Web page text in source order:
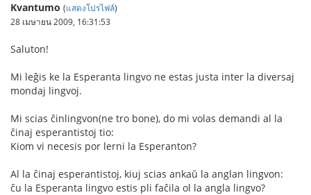
Kvantumo (แสดงโปรไฟล์)
28 เมษายน 2009, 16:31:53
Saluton!
Mi leĝis ke la Esperanta lingvo ne estas justa inter la diversaj
mondaj lingvoj.
Mi scias ĉinlingvon(ne tro bone), do mi volas demandi al la
ĉinaj esperantistoj tio:
Kiom vi necesis por lerni la Esperanton?
Al la ĉinaj esperantistoj, kiuj scias ankaŭ la anglan lingvon:
ĉu la Esperanta lingvo estis pli faĉila ol la angla lingvo?